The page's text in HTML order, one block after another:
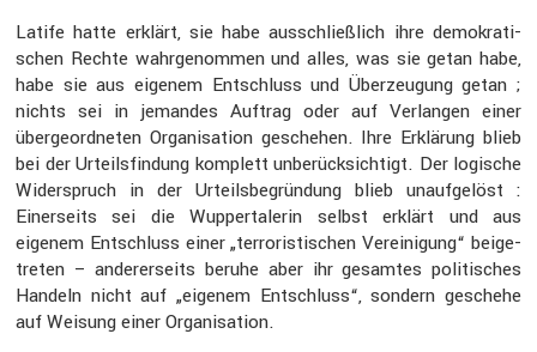
Latife hatte erklärt, sie habe ausschließ­lich ihre demokra­ti­
schen Rechte wahrge­nommen und alles, was sie getan habe,
habe sie aus eigenem Entschluss und Überzeu­gung getan ;
nichts sei in jemandes Auftrag oder auf Verlangen einer
überge­ord­neten Organi­sa­tion geschehen. Ihre Erklä­rung blieb
bei der Urteils­fin­dung komplett unberück­sich­tigt. Der logische
Wider­spruch in der Urteils­be­grün­dung blieb unauf­ge­löst :
Einer­seits sei die Wupper­ta­lerin selbst erklärt und aus
eigenem Entschluss einer „terro­ris­ti­schen Verei­ni­gung“ beige­
treten – anderer­seits beruhe aber ihr gesamtes politi­sches
Handeln nicht auf „eigenem Entschluss“, sondern geschehe
auf Weisung einer Organi­sa­tion.